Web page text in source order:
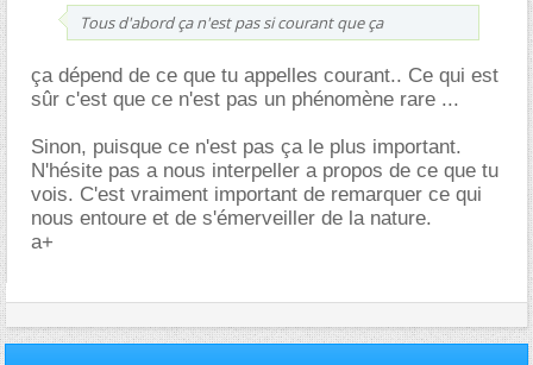
Tous d'abord ça n'est pas si courant que ça
ça dépend de ce que tu appelles courant.. Ce qui est
sûr c'est que ce n'est pas un phénomène rare ...
Sinon, puisque ce n'est pas ça le plus important.
N'hésite pas a nous interpeller a propos de ce que tu
vois. C'est vraiment important de remarquer ce qui
nous entoure et de s'émerveiller de la nature.
a+